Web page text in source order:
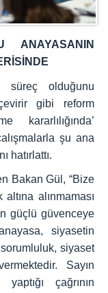
ANAYASANIN
süreç olduğunu
gibi reform
kararlılığında’
şu ana
hatırlattı.
Bakan Gül, “Bize
alınmaması
güçlü güvenceye
siyasetin
siyaset
Sayın
çağrının